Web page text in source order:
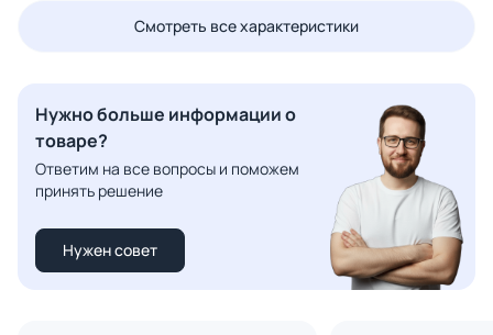
Смотреть все характеристики
Нужно больше информации о
товаре?
Ответим на все вопросы и поможем
принять решение
Нужен совет